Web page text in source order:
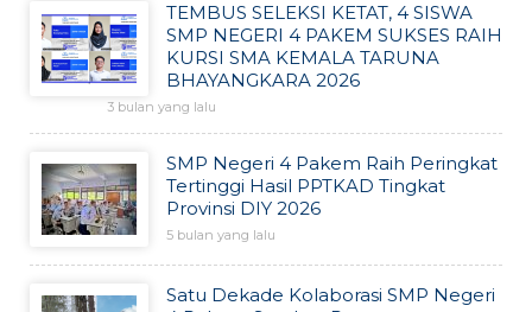
TEMBUS SELEKSI KETAT, 4 SISWA
SMP NEGERI 4 PAKEM SUKSES RAIH
KURSI SMA KEMALA TARUNA
BHAYANGKARA 2026
3 bulan yang lalu
SMP Negeri 4 Pakem Raih Peringkat
Tertinggi Hasil PPTKAD Tingkat
Provinsi DIY 2026
5 bulan yang lalu
Satu Dekade Kolaborasi SMP Negeri